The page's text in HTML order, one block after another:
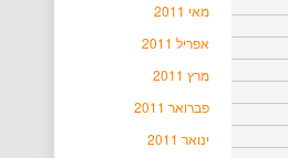
מאי 2011
אפריל 2011
מרץ 2011
פברואר 2011
ינואר 2011